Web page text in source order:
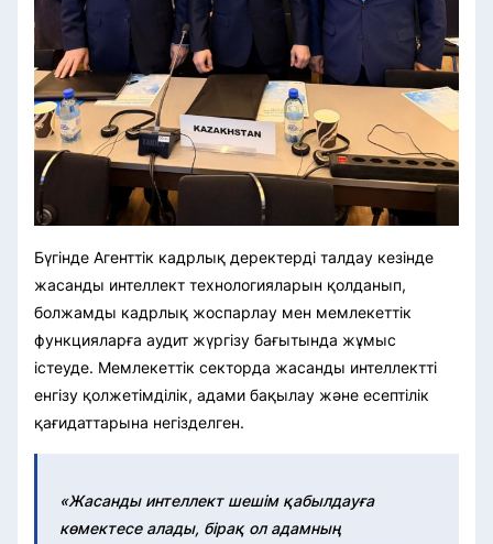
Бүгінде Агенттік кадрлық деректерді талдау кезінде
жасанды интеллект технологияларын қолданып,
болжамды кадрлық жоспарлау мен мемлекеттік
функцияларға аудит жүргізу бағытында жұмыс
істеуде. Мемлекеттік секторда жасанды интеллектті
енгізу қолжетімділік, адами бақылау және есептілік
қағидаттарына негізделген.
«Жасанды интеллект шешім қабылдауға
көмектесе алады, бірақ ол адамның